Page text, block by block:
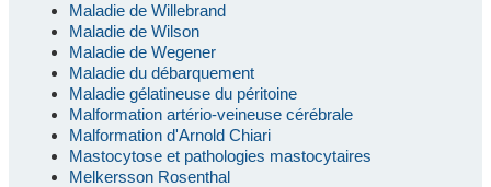
Maladie de Willebrand
Maladie de Wilson
Maladie de Wegener
Maladie du débarquement
Maladie gélatineuse du péritoine
Malformation artério-veineuse cérébrale
Malformation d'Arnold Chiari
Mastocytose et pathologies mastocytaires
Melkersson Rosenthal